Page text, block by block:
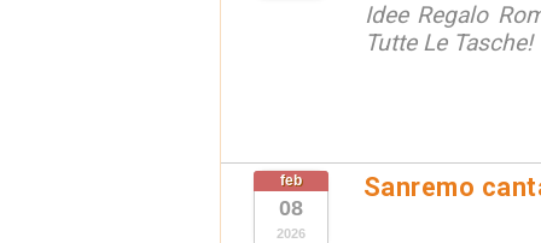
Idee Regalo
Tutte Le Tasche!
feb
08
2026
Sanremo